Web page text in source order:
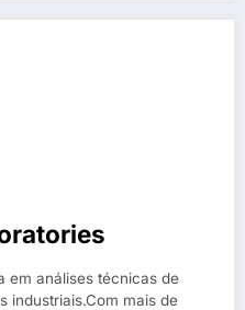
em análises técnicas de
industriais.Com mais de